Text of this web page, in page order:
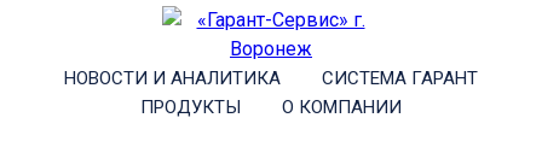
НОВОСТИ И АНАЛИТИКА
СИСТЕМА ГАРАНТ
ПРОДУКТЫ
О КОМПАНИИ